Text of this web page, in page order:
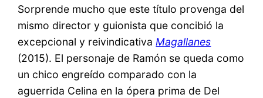
Sorprende mucho que este título provenga del
mismo director y guionista que concibió la
excepcional y reivindicativaMagallanes
(2015). El personaje de Ramón se queda como
un chico engreído comparado con la
aguerrida Celina en la ópera prima de Del